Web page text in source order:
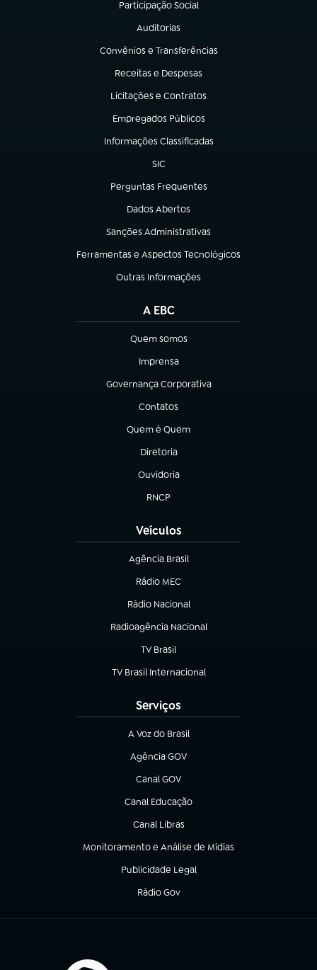
Participação Social
(abre em nova aba)
Auditorias
(abre em nova aba)
Convênios e Transferências
(abre em nova aba)
Receitas e Despesas
(abre em nova aba)
Licitações e Contratos
(abre em nova aba)
Empregados Públicos
(abre em nova aba)
Informações Classificadas
(abre em nova aba)
SIC
(abre em nova aba)
Perguntas Frequentes
(abre em nova aba)
Dados Abertos
(abre em nova aba)
Sanções Administrativas
(abre em nova aba)
Ferramentas e Aspectos Tecnológicos
(abre em nova aba)
Outras Informações
(abre em nova aba)
A EBC
Quem somos
(abre em nova aba)
Imprensa
(abre em nova aba)
Governança Corporativa
(abre em nova aba)
Contatos
(abre em nova aba)
Quem é Quem
(abre em nova aba)
Diretoria
(abre em nova aba)
Ouvidoria
(abre em nova aba)
RNCP
(abre em nova aba)
Veículos
Agência Brasil
(abre em nova aba)
Rádio MEC
(abre em nova aba)
Rádio Nacional
Radioagência Nacional
(abre em nova aba)
TV Brasil
(abre em nova aba)
TV Brasil Internacional
(abre em nova aba)
Serviços
A Voz do Brasil
(abre em nova aba)
Agência GOV
(abre em nova aba)
Canal GOV
(abre em nova aba)
Canal Educação
(abre em nova aba)
Canal Libras
(abre em nova aba)
Monitoramento e Análise de Mídias
(abre em nova aba)
Publicidade Legal
(abre em nova aba)
Rádio Gov
(abre em nova aba)